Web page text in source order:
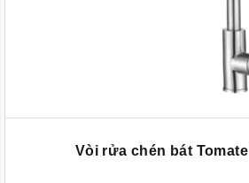
Vòi rửa chén bát Tomate